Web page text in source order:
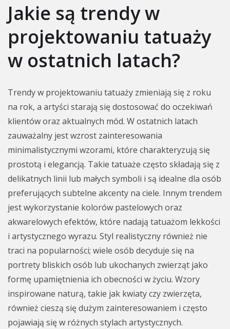
Jakie są trendy w
projektowaniu tatuaży
w ostatnich latach?
Trendy w projektowaniu tatuaży zmieniają się z roku
na rok, a artyści starają się dostosować do oczekiwań
klientów oraz aktualnych mód. W ostatnich latach
zauważalny jest wzrost zainteresowania
minimalistycznymi wzorami, które charakteryzują się
prostotą i elegancją. Takie tatuaże często składają się z
delikatnych linii lub małych symboli i są idealne dla osób
preferujących subtelne akcenty na ciele. Innym trendem
jest wykorzystanie kolorów pastelowych oraz
akwarelowych efektów, które nadają tatuażom lekkości
i artystycznego wyrazu. Styl realistyczny również nie
traci na popularności; wiele osób decyduje się na
portrety bliskich osób lub ukochanych zwierząt jako
formę upamiętnienia ich obecności w życiu. Wzory
inspirowane naturą, takie jak kwiaty czy zwierzęta,
również cieszą się dużym zainteresowaniem i często
pojawiają się w różnych stylach artystycznych.